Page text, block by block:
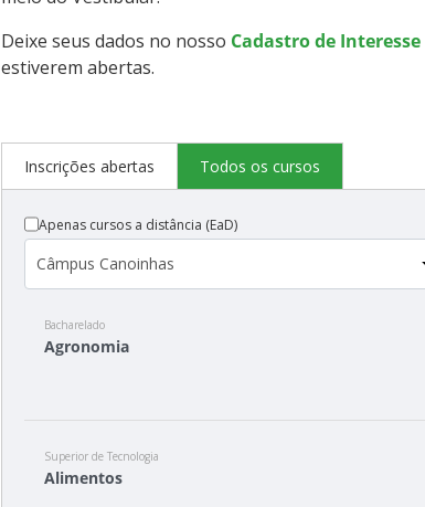
Deixe seus dados no nosso Cadastro de Interesse
estiverem abertas.
Inscrições abertas Todos os cursos
Apenas cursos a distância (EaD)
Bacharelado
Agronomia
Superior de Tecnologia
Alimentos